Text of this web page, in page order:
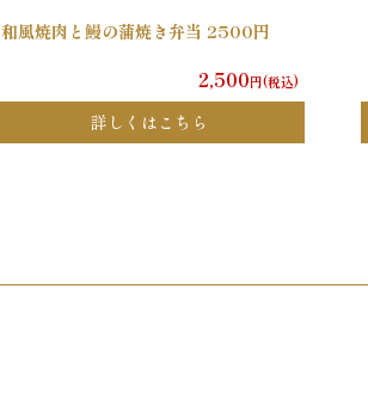
和風焼肉と鰻の蒲焼き弁当 2500円
2,500円(税込)
詳しくはこちら